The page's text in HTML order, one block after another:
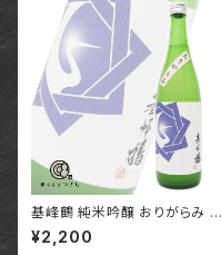
基峰鶴 純米吟醸 おりがらみ 生
【720ml】/ 佐賀 合資会社基山
商店
¥2,200